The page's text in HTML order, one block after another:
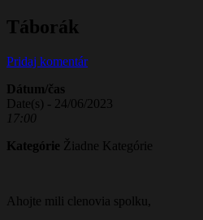
Táborák
Pridaj komentár
Dátum/čas
Date(s) - 24/06/2023
17:00
Kategórie Žiadne Kategórie
Ahojte mili clenovia spolku,